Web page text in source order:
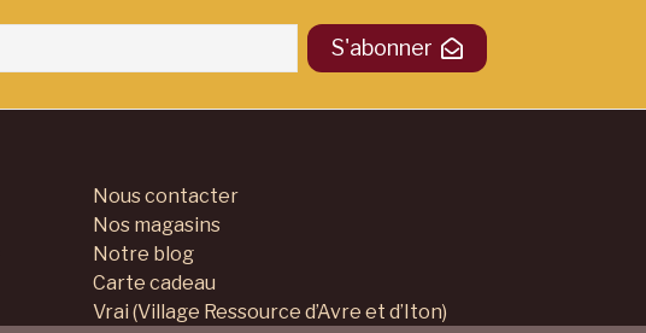
S'abonner
Nous contacter
Nos magasins
Notre blog
Carte cadeau
Vrai (Village Ressource d’Avre et d’Iton)